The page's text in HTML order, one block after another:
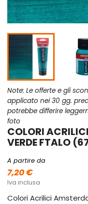
Note: Le offerte e gli
applicato nei 30 gg.
potrebbe differire
foto
COLORI
VERDE FTALO
A partire da
7,20 €
Iva inclusa
Colori Acrilici